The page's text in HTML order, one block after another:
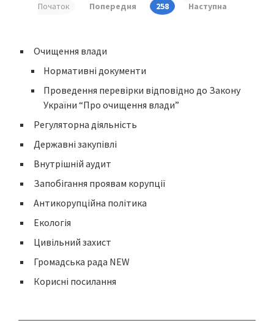
Початок
Попередня 258 Наступна
Очищення влади
Нормативні документи
Проведення перевірки відповідно до Закону
України “Про очищення влади”
Регуляторна діяльність
Державні закупівлі
Внутрішній аудит
Запобігання проявам корупції
Антикорупційна політика
Екологія
Цивільний захист
Громадська рада NEW
Корисні посилання